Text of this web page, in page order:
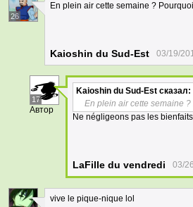
26
En plein air cette semaine ?
Kaioshin du Sud-Est 03/19/
17
Автор
Kaioshin du Sud-Est сказал:
En plein air cette semaine
Ne négligeons pas les
LaFille du vendredi 03/
vive le pique-nique lol